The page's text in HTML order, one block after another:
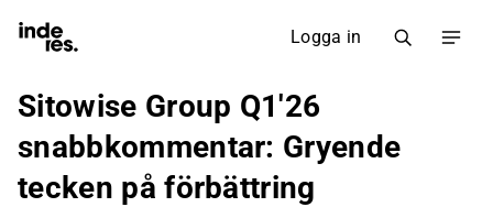
Logga in
Sitowise Group Q1'26
snabbkommentar: Gryende
tecken på förbättring